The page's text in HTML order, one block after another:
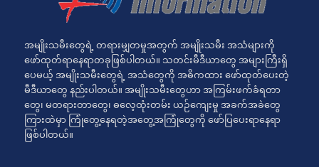
အမျိုးသမီးတွေရဲ့ တရားမျှတမှုအတွက် အမျိုးသမီး အသံများကို
ဖော်ထုတ်ရာနေရာတခုဖြစ်ပါတယ်။ သတင်းမီဒီယာတွေ အများကြီးရှိ
ပေမယ့် အမျိုးသမီးတွေရဲ့ အသံတွေကို အဓိကထား ဖော်ထုတ်ပေးတဲ့
မီဒီယာတွေ နည်းပါတယ်။ အမျိုးသမီးတွေဟာ အကြမ်းဖက်ခံရတာ
တွေ၊ မတရားတာတွေ၊ ဓလေ့ထုံးတမ်း ယဉ်ကျေးမှု အခက်အခဲတွေ
ကြားထဲမှာ ကြုံတွေ့နေရတဲ့အတွေ့အကြုံတွေကို ဖော်ပြပေးရာနေရာ
ဖြစ်ပါတယ်။